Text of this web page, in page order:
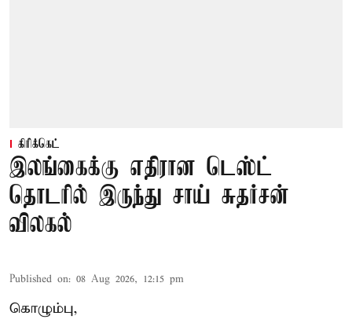
கிரிக்கெட்
இலங்கைக்கு எதிரான டெஸ்ட்
தொடரில் இருந்து சாய் சுதர்சன்
விலகல்
Published on: 08 Aug 2026, 12:15 pm
கொழும்பு,